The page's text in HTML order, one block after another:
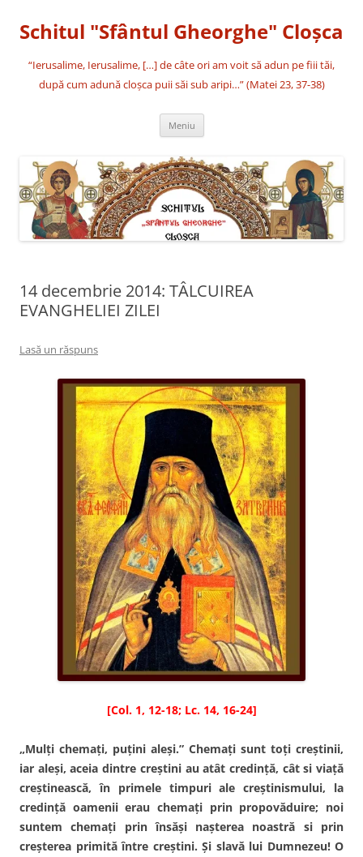
conținut
Schitul "Sfântul Gheorghe" Cloşca
“Ierusalime, Ierusalime, […] de câte ori am voit să adun pe fiii tăi,
după cum adună cloşca puii săi sub aripi…” (Matei 23, 37-38)
Meniu
14 decembrie 2014: TÂLCUIREA
EVANGHELIEI ZILEI
Lasă un răspuns
[Col. 1, 12-18; Lc. 14, 16-24]
„Mulţi chemaţi, puţini aleşi.” Chemaţi sunt toţi creştinii,
iar aleşi, aceia dintre creştini au atât credinţă, cât si viaţă
creştinească, în primele timpuri ale creştinismului, la
credinţă oamenii erau chemaţi prin propovăduire; noi
suntem chemaţi prin însăşi naşterea noastră si prin
creşterea primită între creştini. Şi slavă lui Dumnezeu! O